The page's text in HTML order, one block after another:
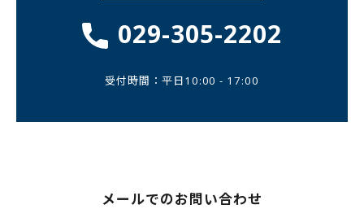
029-305-2202
受付時間：平日10:00 - 17:00
メールでのお問い合わせ